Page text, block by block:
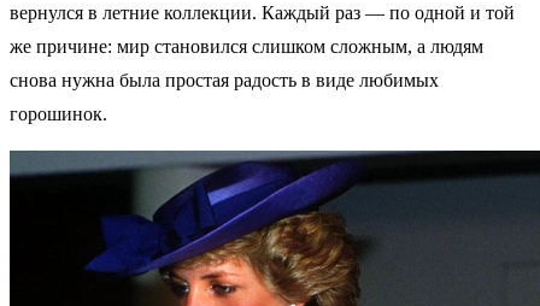
вернулся в летние коллекции. Каждый раз — по одной и той
же причине: мир становился слишком сложным, а людям
снова нужна была простая радость в виде любимых
горошинок.